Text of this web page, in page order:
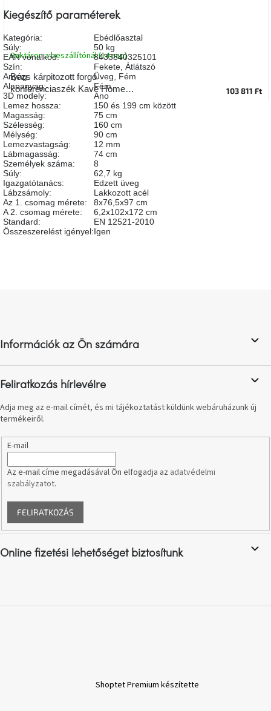
Woodman
kedvezményesen
Anyák
napja
Egy
étkező,
amely
szórakoztat!
A
8.
születésnap
megünneplése
A
kedvenceid
e-
utalványok
Formwood
A
nyári
hullámon
Fedezze
fel
sötét
Bézs kárpitozott forgó
konferenciaszék Kave Home
Tissiana II.
Raktáron a beszállítónál (14 nap)
103 811 Ft
Kiegészítő paraméterek
Kategória:
Ebédlőasztal
Súly:
50 kg
EAN vonalkód:
8433840325101
Szín: Fekete, Átlátszó
Anyag: Üveg, Fém
Alapanyag:
Fém
3D modely:
Ano
Lemez hossza:
150 és 199 cm között
Magasság:
75 cm
Szélesség:
160 cm
Mélység:
90 cm
Lemezvastagság:
12 mm
Lábmagasság:
74 cm
Személyek száma:
8
Súly:
62,7 kg
Igazgatótanács:
Edzett üveg
Lábzsámoly:
Lakkozott acél
Az 1. csomag mérete:
8x76,5x97 cm
A 2. csomag mérete:
6,2x102x172 cm
Standard:
EN 12521-2010
Összeszerelést igényel:Igen
é
c
Információk az Ön számára
Feliratkozás hírlevélre
Adja meg az e-mail címét, és mi tájékoztatást küldünk webáruházunk új
termékeiről.
E-mail
Az e-mail címe megadásával Ön elfogadja az adatvédelmi
szabályzatot.
FELIRATKOZÁS
Online fizetési lehetőséget biztosítunk
Shoptet Premium készítette